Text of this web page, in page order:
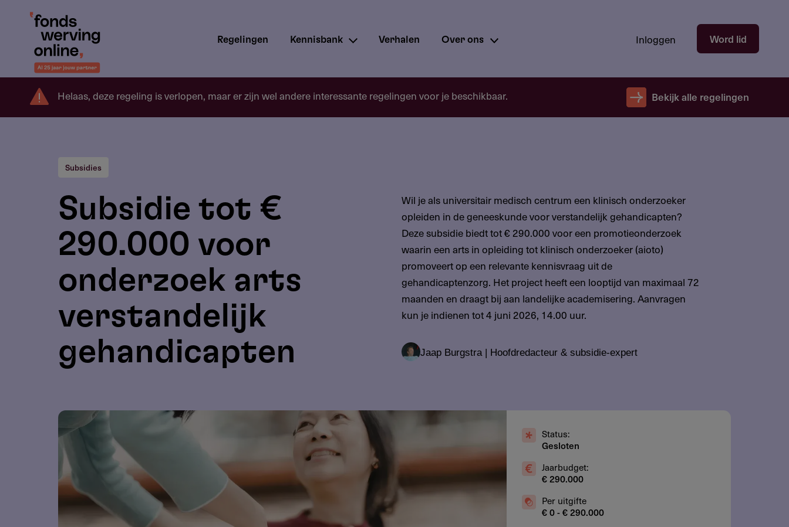
Overslaan
inhoud
HoofdnavigatieRegelingen Kennisbank Verhalen Over ons
Hoofdnavigatie
gebruikersectie
niet
ingelogd
Inloggen Word lid
Helaas, deze regeling is verlopen, maar er zijn wel andere interessante regelingen voor je beschikbaar. Bekijk alle regelingen
Subsidies
Subsidie tot €
290.000 voor
onderzoek arts
verstandelijk
gehandicapten
Wil je als universitair medisch centrum een klinisch onderzoeker
opleiden in de geneeskunde voor verstandelijk gehandicapten?
Deze subsidie biedt tot € 290.000 voor een promotieonderzoek
waarin een arts in opleiding tot klinisch onderzoeker (aioto)
promoveert op een relevante kennisvraag uit de
gehandicaptenzorg. Het project heeft een looptijd van maximaal 72
maanden en draagt bij aan landelijke academisering. Aanvragen
kun je indienen tot 4 juni 2026, 14.00 uur.
Jaap Burgstra | Hoofdredacteur & subsidie-expert
Status:
Gesloten
Jaarbudget:
€ 290.000
Per uitgifte
€ 0 - € 290.000